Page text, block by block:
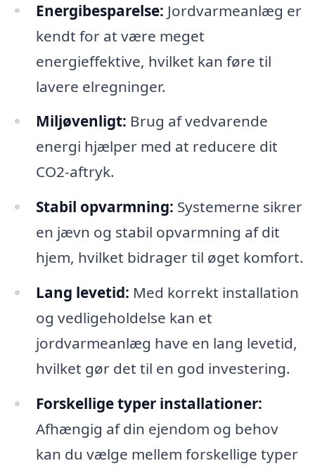
Energibesparelse: Jordvarmeanlæg er
kendt for at være meget
energieffektive, hvilket kan føre til
lavere elregninger.
Miljøvenligt: Brug af vedvarende
energi hjælper med at reducere dit
CO2-aftryk.
Stabil opvarmning: Systemerne sikrer
en jævn og stabil opvarmning af dit
hjem, hvilket bidrager til øget komfort.
Lang levetid: Med korrekt installation
og vedligeholdelse kan et
jordvarmeanlæg have en lang levetid,
hvilket gør det til en god investering.
Forskellige typer installationer:
Afhængig af din ejendom og behov
kan du vælge mellem forskellige typer